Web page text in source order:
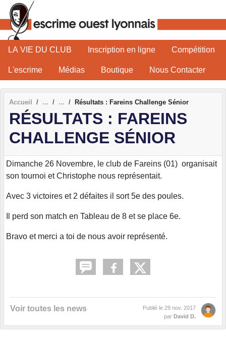
LA VIE DU CLUB Inscription en ligne Compétition
L'escrime Médias Boutique Nous Contacter
Accueil Résultats : Fareins Challenge Sénior
RÉSULTATS : FAREINS
CHALLENGE SÉNIOR
Dimanche 26 Novembre, le club de Fareins (01) organisait
son tournoi et Christophe nous représentait.
Avec 3 victoires et 2 défaites il sort 5e des poules.
Il perd son match en Tableau de 8 et se place 6e.
Bravo et merci a toi de nous avoir représenté.
Voir toutes les news Publié le 29 nov. 2017
par David D.
Panneau de gestion des cookies